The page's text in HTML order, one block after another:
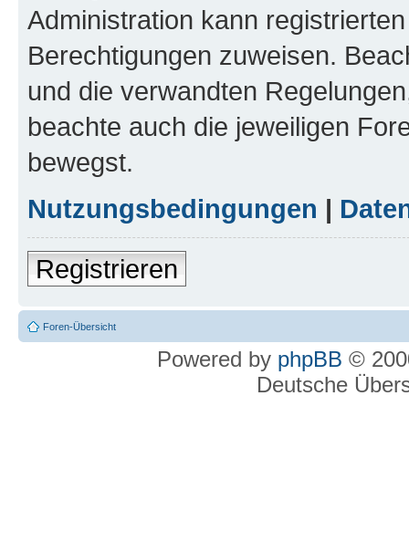
Administration kann
Berechtigungen zuweisen.
und die verwandten
beachte auch die jeweiligen
bewegst.
Nutzungsbedingungen |
Registrieren
Foren-Übersicht
Powered by phpBB ©
Deutsche